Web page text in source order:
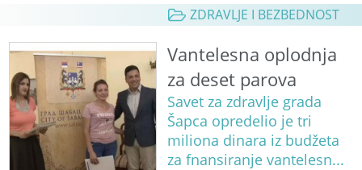
ZDRAVLJE I BEZBEDNOST
Vantelesna oplodnja
za deset parova
Savet za zdravlje grada
Šapca opredelio je tri
miliona dinara iz budžeta
za fnansiranje vantelesn...